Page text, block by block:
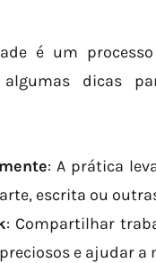
é um
algumas dicas
: A prática
escrita ou
: Compartilhar
e ajudar a